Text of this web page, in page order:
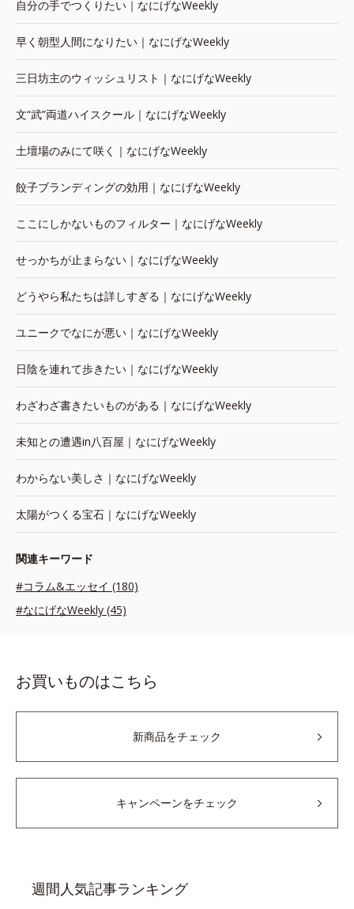
自分の手でつくりたい｜なにげなWeekly
早く朝型人間になりたい｜なにげなWeekly
三日坊主のウィッシュリスト｜なにげなWeekly
文“武”両道ハイスクール｜なにげなWeekly
土壇場のみにて咲く｜なにげなWeekly
餃子ブランディングの効用｜なにげなWeekly
ここにしかないものフィルター｜なにげなWeekly
せっかちが止まらない｜なにげなWeekly
どうやら私たちは詳しすぎる｜なにげなWeekly
ユニークでなにが悪い｜なにげなWeekly
日陰を連れて歩きたい｜なにげなWeekly
わざわざ書きたいものがある｜なにげなWeekly
未知との遭遇in八百屋｜なにげなWeekly
わからない美しさ｜なにげなWeekly
太陽がつくる宝石｜なにげなWeekly
関連キーワード
#コラム&エッセイ (180)
#なにげなWeekly (45)
お買いものはこちら
新商品をチェック
キャンペーンをチェック
週間人気記事ランキング